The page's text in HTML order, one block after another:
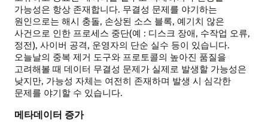
가능성은 항상 존재합니다. 무결성 문제를 야기하는
원인으로는 해시 충돌, 손상된 소스 블록, 예기치 않은
사건으로 인한 프로세스 중단(예 : 디스크 장애, 수작업 오류,
정전), 사이버 공격, 운영자의 단순 실수 등이 있습니다.
오늘날의 중복 제거 도구와 프로토콜의 높아진 품질을
고려해볼 때 데이터 무결성 문제가 실제로 발생할 가능성은
낮지만, 가능성 자체는 여전히 존재하며 발생 시 심각한
문제를 야기할 수 있습니다.
메타데이터 증가